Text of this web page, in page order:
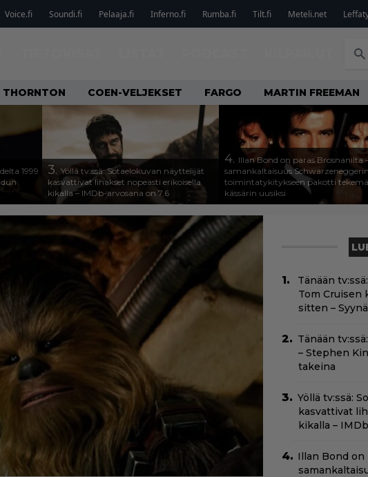
Voice.fi Soundi.fi Pelaaja.fi Inferno.fi Rumba.fi Tilt.fi Meteli.net
THORNTON COEN-VELJEKSET FARGO MARTIN FREEMAN
1999
3. Yöllä tv:ssä: Sotaelokuvan näyttelijät
kasvattivat lihakset nopeasti erikoisella
kikalla – IMDb-arvosana on 7,6
4. Illan Bond on paras Brosnanilta
samankaltaisuus Schwarzeneggerin
toimintatykitykseen pakotti
kässärin uusiksi
Tänään
Tom Cruisen
sitten –
Tänään
– Stephen
takeina
Yöllä tv:ssä:
kasvattivat
kikalla –
Illan Bond on